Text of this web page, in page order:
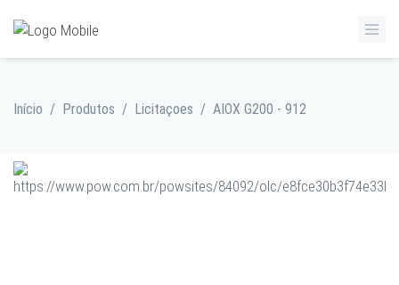
Início / Produtos / Licitaçoes / AIOX G200 - 912